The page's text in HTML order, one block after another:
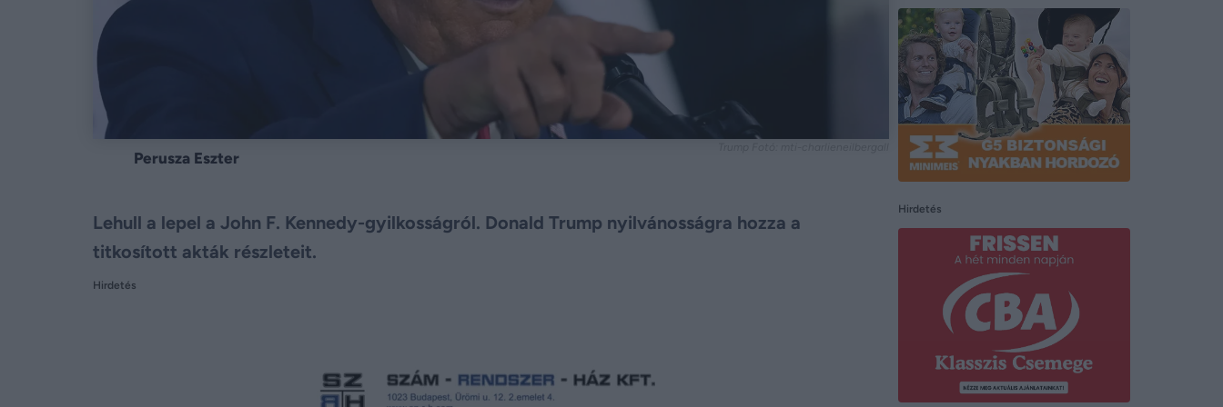
Perusza Eszter
Lehull a lepel a John F. Kennedy-gyilkosságról. Donald Trump nyilvánosságra hozza a
titkosított akták részleteit.
Hirdetés
Hirdetés